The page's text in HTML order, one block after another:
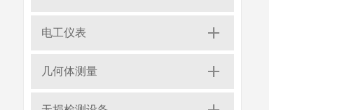
电工仪表
几何体测量